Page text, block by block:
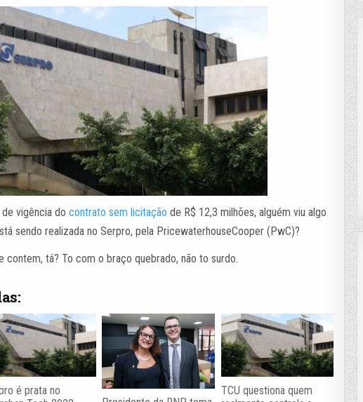
de vigência docontrato sem licitaçãode R$ 12,3 milhões, alguém viu algo
sendo realizada no Serpro, pela PricewaterhouseCooper (PwC)?
contem, tá? To com o braço quebrado, não to surdo.
é prata no
TCU questiona quem